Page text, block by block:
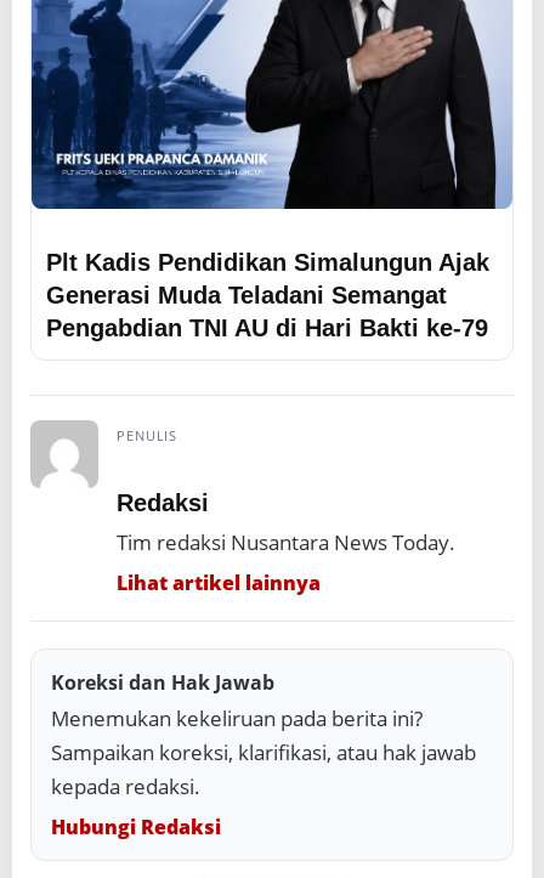
Plt Kadis Pendidikan Simalungun Ajak
Generasi Muda Teladani Semangat
Pengabdian TNI AU di Hari Bakti ke-79
PENULIS
Redaksi
Tim redaksi Nusantara News Today.
Lihat artikel lainnya
Koreksi dan Hak Jawab
Menemukan kekeliruan pada berita ini?
Sampaikan koreksi, klarifikasi, atau hak jawab
kepada redaksi.
Hubungi Redaksi